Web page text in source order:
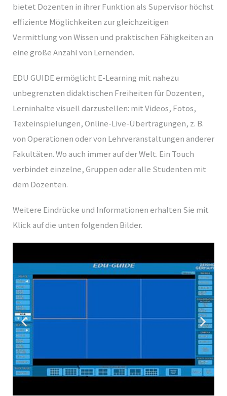
bietet Dozenten in ihrer Funktion als Supervisor höchst
effiziente Möglichkeiten zur gleichzeitigen
Vermittlung von Wissen und praktischen Fähigkeiten an
eine große Anzahl von Lernenden.
EDU GUIDE ermöglicht E-Learning mit nahezu
unbegrenzten didaktischen Freiheiten für Dozenten,
Lerninhalte visuell darzustellen: mit Videos, Fotos,
Texteinspielungen, Online-Live-Übertragungen, z. B.
von Operationen oder von Lehrveranstaltungen anderer
Fakultäten. Wo auch immer auf der Welt. Ein Touch
verbindet einzelne, Gruppen oder alle Studenten mit
dem Dozenten.
Weitere Eindrücke und Informationen erhalten Sie mit
Klick auf die unten folgenden Bilder.